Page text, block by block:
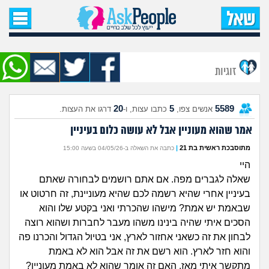
עמוד הבית
שאל שאלה
שאלות חדשות
שאלות שעוררו עניין
עצות חדשות
מה קורה כאן?
מתחם הטיפים
מדורים
זוגיות
5589 אנשים צפו, 5 כתבו עצות, ו-20 דרגו את העצות.
אמר שהוא מעוניין אבל לא עושה כלום בעיניין
מתוסבכת ראשית בת 21 | כתבה את השאלה ב-04/05/26 בשעה 15:00
היי
שאלה לגברים מפה. אם אתם רושמים לבחורה שאתם
בעיניין אחרי שהיא רשמה לכם שהיא מעוניינת, זה חרטוט או
שבאמת יש אמת? מישהו שהכרתי ואני בקטע שלו והוא
הסכים איתי שהיה בינינו משהו מעבר לחברות ושהוא רוצה
לבחון את זה כשאני אחזור לארץ, אני בטיול הגדול והכרנו פה
והוא חזר לארץ. הוא רשם את זה אבל הוא לא באמת
מתקשר איתי מאז. האם זה אומר שהוא לא באמת מעוניין?